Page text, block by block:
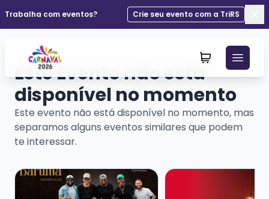
Trabalha com eventos?
Crie seu evento com a TriRS
Este Evento não está
disponível no momento
Este evento não está disponível no momento, mas
separamos alguns eventos similares que podem
te interessar.
Veja mais sobre Baruma Percussão do Samba + Dj
Veja mais sobre